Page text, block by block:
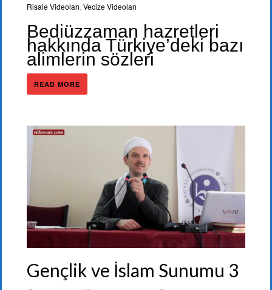
Risale Videoları Vecize Videoları
Bediüzzaman hazretleri
hakkında Türkiye’deki bazı
alimlerin sözleri
READ MORE
Gençlik ve İslam Sunumu 3